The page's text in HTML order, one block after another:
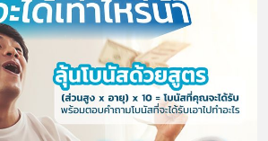
สั่งซื้อสินค้า Diip CBD 💬 LINE :
@diipgeek 🔗 หรือกดลิงก์
https://lin.ee/U91Fzyz